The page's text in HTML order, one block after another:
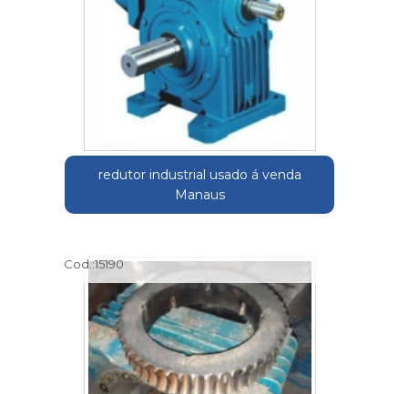
redutor industrial usado á venda
Manaus
Cod.:15190